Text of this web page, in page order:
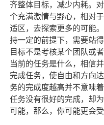
齐整体目标，减少内耗。
个充满激情与野心，相对
适区，去探索更多的可能
持一定的前提下，需要站
目标不是考核某个团队或
当前的任务是什么，相信
完成任务，使自由和方向
务的完成度越高并不意味
任务没有很好的完成，却
可能，那么，你可能更会受